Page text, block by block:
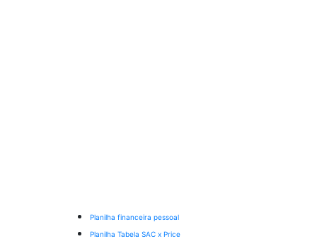
Planilha financeira pessoal
Planilha Tabela SAC x Price